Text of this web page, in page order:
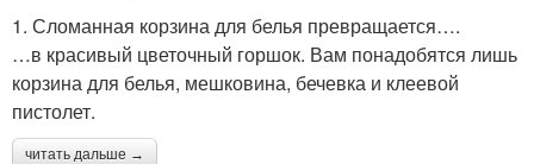
1. Сломанная корзина для белья превращается….
…в красивый цветочный горшок. Вам понадобятся лишь
корзина для белья, мешковина, бечевка и клеевой
пистолет.
читать дальше →